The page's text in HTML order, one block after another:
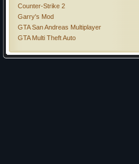
Counter-Strike 2
Garry's Mod
GTA San Andreas Multiplayer
GTA Multi Theft Auto